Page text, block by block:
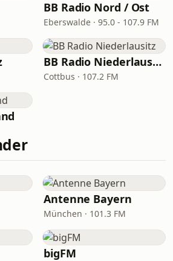
BB Radio Nord / Ost
Eberswalde · 95.0 - 107.9 FM
BB Radio Niederlausitz
Cottbus · 107.2 FM
Antenne Bayern
München · 101.3 FM
bigFM